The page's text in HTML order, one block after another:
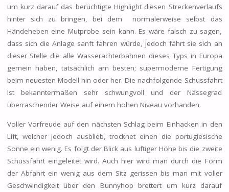
um kurz darauf das berüchtigte Highlight diesen Streckenverlaufs
hinter sich zu bringen, bei dem normalerweise selbst das
Händeheben eine Mutprobe sein kann. Es wäre falsch zu sagen,
dass sich die Anlage sanft fahren würde, jedoch fährt sie sich an
dieser Stelle die alle Wasserachterbahnen dieses Typs in Europa
gemein haben, tatsächlich am besten; supermoderne Fertigung
beim neuesten Modell hin oder her. Die nachfolgende Schussfahrt
ist bekanntermaßen sehr schwungvoll und der Nässegrad
überraschender Weise auf einem hohen Niveau vorhanden.
Voller Vorfreude auf den nächsten Schlag beim Einhacken in den
Lift, welcher jedoch ausblieb, trocknet einen die portugiesische
Sonne ein wenig. Es folgt der Blick aus luftiger Höhe bis die zweite
Schussfahrt eingeleitet wird. Auch hier wird man durch die Form
der Abfahrt ein wenig aus dem Sitz gerissen bis man mit voller
Geschwindigkeit über den Bunnyhop brettert um kurz darauf